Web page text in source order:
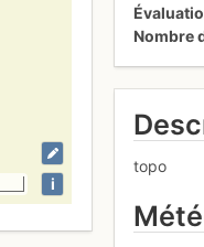
i
Nombre
topo